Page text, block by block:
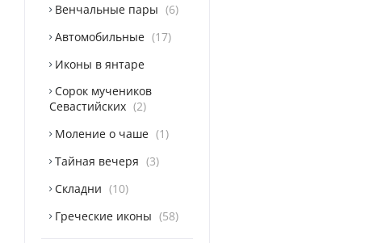
Венчальные пары
6
Автомобильные
17
Иконы в янтаре
Сорок мучеников
Севастийских
2
Моление о чаше
1
Тайная вечеря
3
Складни
10
Греческие иконы
58